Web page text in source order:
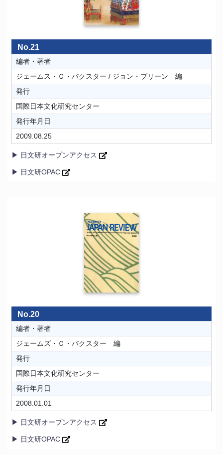
No.21
編者・著者
ジェームス・Ｃ・バクスター / ジョン・ブリーン 編
発行
国際日本文化研究センター
発行年月日
2009.08.25
▶ 日文研オープンアクセス
▶ 日文研OPAC
No.20
編者・著者
ジェームズ・Ｃ・バクスター 編
発行
国際日本文化研究センター
発行年月日
2008.01.01
▶ 日文研オープンアクセス
▶ 日文研OPAC